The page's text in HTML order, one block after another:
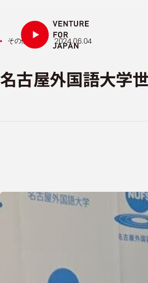
その他 投稿日: 2024.06.04
名古屋外国語大学